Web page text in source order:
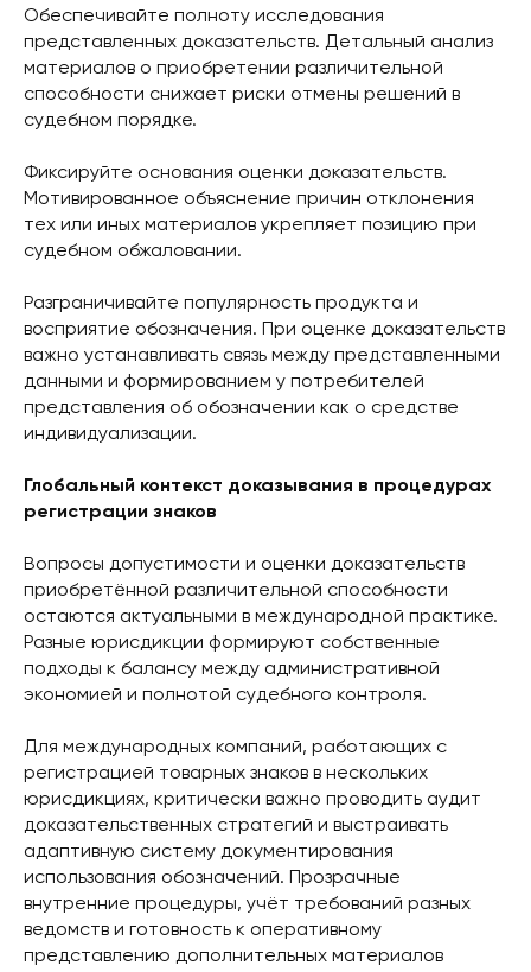
Обеспечивайте полноту исследования
представленных доказательств. Детальный анализ
материалов о приобретении различительной
способности снижает риски отмены решений в
судебном порядке.
Фиксируйте основания оценки доказательств.
Мотивированное объяснение причин отклонения
тех или иных материалов укрепляет позицию при
судебном обжаловании.
Разграничивайте популярность продукта и
восприятие обозначения. При оценке доказательств
важно устанавливать связь между представленными
данными и формированием у потребителей
представления об обозначении как о средстве
индивидуализации.
Глобальный контекст доказывания в процедурах
регистрации знаков
Вопросы допустимости и оценки доказательств
приобретённой различительной способности
остаются актуальными в международной практике.
Разные юрисдикции формируют собственные
подходы к балансу между административной
экономией и полнотой судебного контроля.
Для международных компаний, работающих с
регистрацией товарных знаков в нескольких
юрисдикциях, критически важно проводить аудит
доказательственных стратегий и выстраивать
адаптивную систему документирования
использования обозначений. Прозрачные
внутренние процедуры, учёт требований разных
ведомств и готовность к оперативному
представлению дополнительных материалов